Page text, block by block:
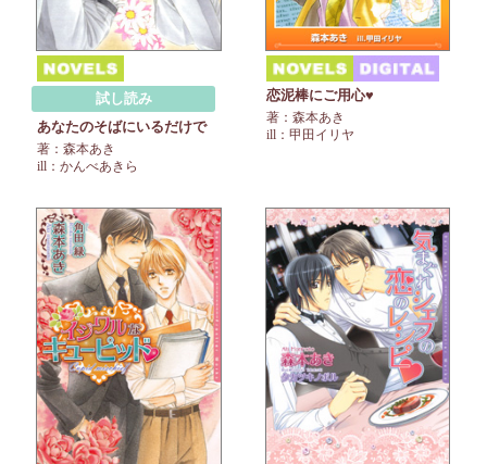
試し読み
あなたのそばにいるだけで
著：森本あき
ill：かんべあきら
恋泥棒にご用心♥
著：森本あき
ill：甲田イリヤ